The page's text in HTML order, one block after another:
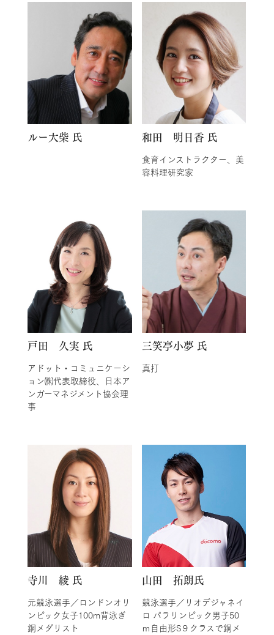
ルー大柴 氏 和田 明日香 氏
食育インストラクター、美
容料理研究家
戸田 久実 氏
アドット・コミュニケーシ
ョン㈱代表取締役、日本ア
ンガーマネジメント協会理
事
三笑亭小夢 氏
真打
寺川 綾 氏
元競泳選手／ロンドンオリ
ンピック女子100m背泳ぎ
銅メダリスト
山田 拓朗氏
競泳選手／リオデジャネイ
ロ パラリンピック男子50
ｍ自由形S９クラスで銅メ